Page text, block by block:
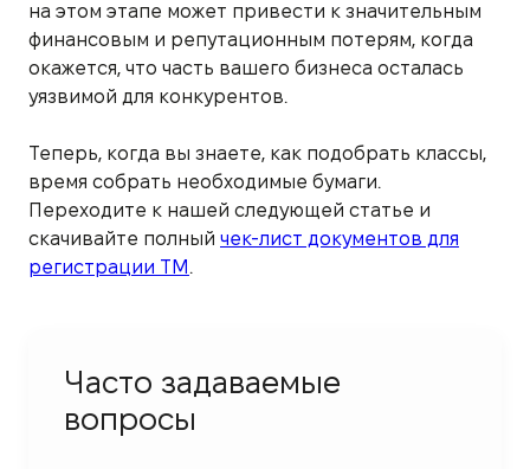
на этом этапе может привести к значительным
финансовым и репутационным потерям, когда
окажется, что часть вашего бизнеса осталась
уязвимой для конкурентов.
Теперь, когда вы знаете, как подобрать классы,
время собрать необходимые бумаги.
Переходите к нашей следующей статье и
скачивайте полный чек-лист документов для
регистрации ТМ .
Часто задаваемые
вопросы